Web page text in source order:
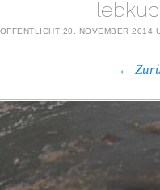
20. NOVEMBER 2014
←